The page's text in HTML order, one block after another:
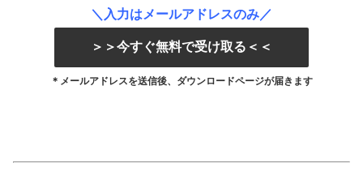
＼入力はメールアドレスのみ／
＞＞今すぐ無料で受け取る＜＜
＊メールアドレスを送信後、ダウンロードページが届きます